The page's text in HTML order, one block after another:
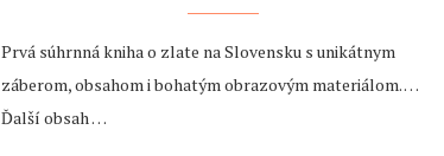
Prvá súhrnná kniha o zlate na Slovensku s unikátnym
záberom, obsahom i bohatým obrazovým materiálom. …
Ďalší obsah …